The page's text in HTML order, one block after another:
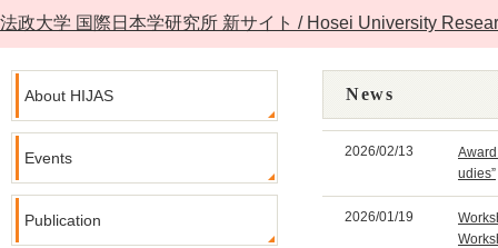
法政大学 国際日本学研究所 新サイト / Hosei University
News
2026/02/13
udies”
2026/01/19
About HIJAS
Events
Publication